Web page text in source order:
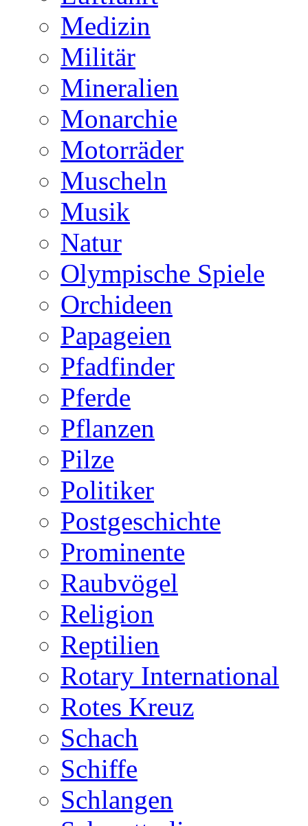
Medizin
Militär
Mineralien
Monarchie
Motorräder
Muscheln
Musik
Natur
Olympische Spiele
Orchideen
Papageien
Pfadfinder
Pferde
Pflanzen
Pilze
Politiker
Postgeschichte
Prominente
Raubvögel
Religion
Reptilien
Rotary International
Rotes Kreuz
Schach
Schiffe
Schlangen